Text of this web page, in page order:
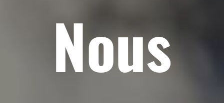
Nous